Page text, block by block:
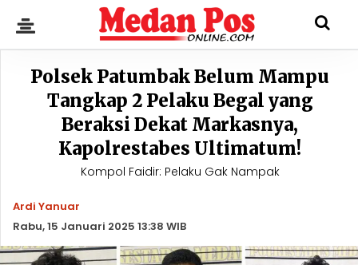
Polsek Patumbak Belum Mampu
Tangkap 2 Pelaku Begal yang
Beraksi Dekat Markasnya,
Kapolrestabes Ultimatum!
Kompol Faidir: Pelaku Gak Nampak
Ardi Yanuar
Rabu, 15 Januari 2025 13:38 WIB